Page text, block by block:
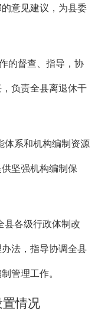
意见建议，为县委
的督查、指导，协
负责全县离退休干
体系和机构编制资源
坚强机构编制保
县各级行政体制改
法，指导协调全县
管理工作。
置情况